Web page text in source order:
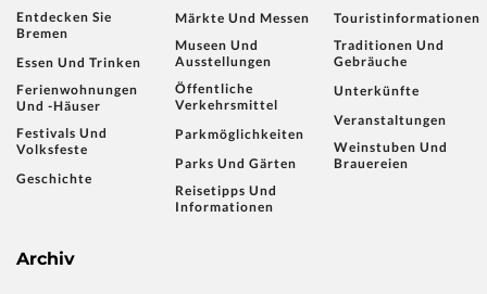
Entdecken Sie
Bremen
Essen Und Trinken
Ferienwohnungen
Und -häuser
Festivals Und
Volksfeste
Geschichte
Märkte Und Messen
Museen Und
Ausstellungen
Öffentliche
Verkehrsmittel
Parkmöglichkeiten
Parks Und Gärten
Reisetipps Und
Informationen
Touristinformationen
Traditionen Und
Gebräuche
Unterkünfte
Veranstaltungen
Weinstuben Und
Brauereien
Archiv